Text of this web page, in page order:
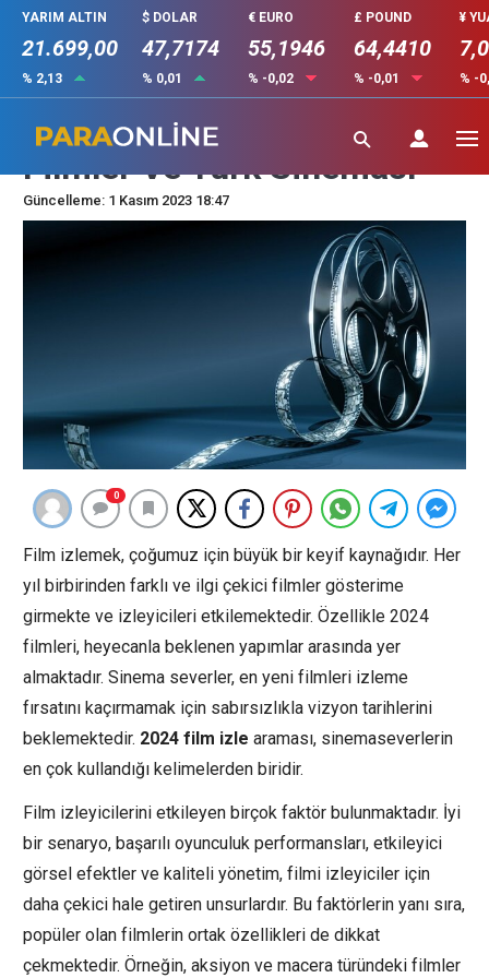
YARIM ALTIN
21.699,00
% 2,13
$ DOLAR
47,7174
% 0,01
€ EURO
55,1946
% -0,02
£ POUND
64,4410
% -0,01
¥
% -
En Çok İzlenen Yabancı
Filmler Ve Türk Sineması
Güncelleme: 1 Kasım 2023 18:47
0
Film izlemek, çoğumuz için büyük bir keyif kaynağıdır. Her
yıl birbirinden farklı ve ilgi çekici filmler gösterime
girmekte ve izleyicileri etkilemektedir. Özellikle 2024
filmleri, heyecanla beklenen yapımlar arasında yer
almaktadır. Sinema severler, en yeni filmleri izleme
fırsatını kaçırmamak için sabırsızlıkla vizyon tarihlerini
beklemektedir. 2024 film izle araması, sinemaseverlerin
en çok kullandığı kelimelerden biridir.
Film izleyicilerini etkileyen birçok faktör bulunmaktadır. İyi
bir senaryo, başarılı oyunculuk performansları, etkileyici
görsel efektler ve kaliteli yönetim, filmi izleyiciler için
daha çekici hale getiren unsurlardır. Bu faktörlerin yanı sıra,
popüler olan filmlerin ortak özellikleri de dikkat
çekmektedir. Örneğin, aksiyon ve macera türündeki filmler